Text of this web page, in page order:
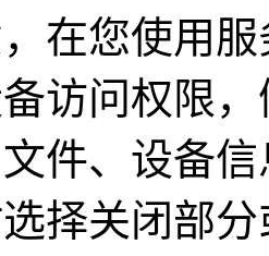
在您使用
访问权限
件、设备
择关闭部